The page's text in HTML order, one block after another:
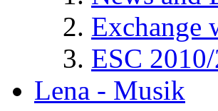
Exchange
ESC
Lena - Musik